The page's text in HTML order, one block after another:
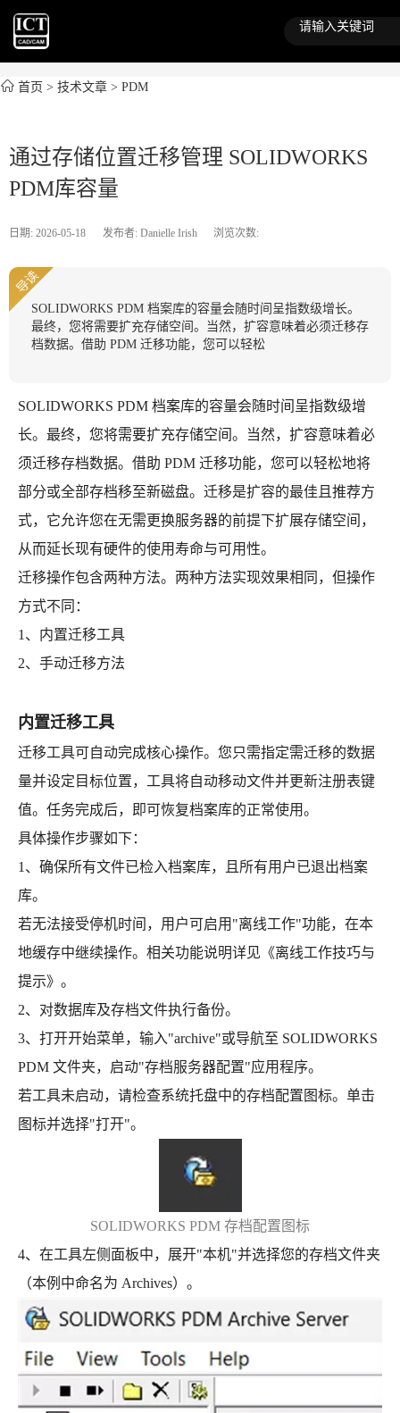
首页 > 技术文章 > PDM
通过存储位置迁移管理 SOLIDWORKS
PDM库容量
日期: 2026-05-18 发布者: Danielle Irish 浏览次数:
导读
SOLIDWORKS PDM 档案库的容量会随时间呈指数级增长。
最终，您将需要扩充存储空间。当然，扩容意味着必须迁移存
档数据。借助 PDM 迁移功能，您可以轻松
SOLIDWORKS PDM 档案库的容量会随时间呈指数级增
长。最终，您将需要扩充存储空间。当然，扩容意味着必
须迁移存档数据。借助 PDM 迁移功能，您可以轻松地将
部分或全部存档移至新磁盘。迁移是扩容的最佳且推荐方
式，它允许您在无需更换服务器的前提下扩展存储空间，
从而延长现有硬件的使用寿命与可用性。
迁移操作包含两种方法。两种方法实现效果相同，但操作
方式不同：
1、内置迁移工具
2、手动迁移方法
内置迁移工具
迁移工具可自动完成核心操作。您只需指定需迁移的数据
量并设定目标位置，工具将自动移动文件并更新注册表键
值。任务完成后，即可恢复档案库的正常使用。
具体操作步骤如下：
1、确保所有文件已检入档案库，且所有用户已退出档案
库。
若无法接受停机时间，用户可启用"离线工作"功能，在本
地缓存中继续操作。相关功能说明详见《离线工作技巧与
提示》。
2、对数据库及存档文件执行备份。
3、打开开始菜单，输入"archive"或导航至 SOLIDWORKS
PDM 文件夹，启动"存档服务器配置"应用程序。
若工具未启动，请检查系统托盘中的存档配置图标。单击
图标并选择"打开"。
SOLIDWORKS PDM 存档配置图标
4、在工具左侧面板中，展开"本机"并选择您的存档文件夹
（本例中命名为 Archives）。